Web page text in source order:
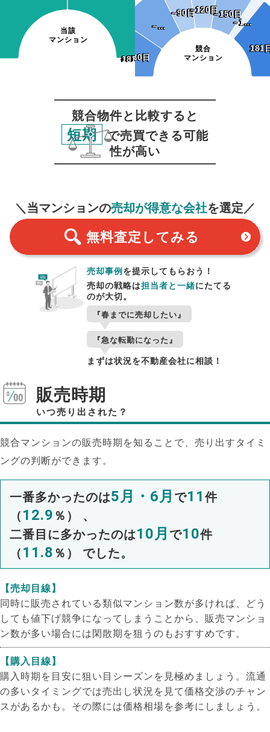
当該
マンション
~90日
~90日
~120日
~120日
~150日
~150日
~180日
~180日
181日~
181日~
競合
マンション
~30日
~30日
~…
~…
~90日
~90日~120日
~120日~150日
~150日
~1…
~1…
181
181
競合物件と比較すると
短期
で売買できる可能
性が高い
＼当マンションの売却が得意な会社を選定／
無料査定 してみる
売却事例を提示してもらおう！
売却の戦略は担当者と一緒にたてる
のが大切。
『春までに売却したい』
『急な転勤になった』
まずは状況を不動産会社に相談！
販売時期
いつ売り出された？
競合マンションの販売時期を知ることで、売り出すタイミ
ングの判断ができます。
一番多かったのは5月・6月 で11 件
（ 12.9 ％） 、
二番目に多かったのは10月 で10件
（ 11.8 ％） でした。
【売却目線】
同時に販売されている類似マンション数が多ければ、どう
しても値下げ競争になってしまうことから、販売マンショ
ン数が多い場合には閑散期を狙うのもおすすめです。
【購入目線】
購入時期を目安に狙い目シーズンを見極めましょう。流通
の多いタイミングでは売出し状況を見て価格交渉のチャン
スがあるかも。その際には価格相場を参考にしましょう。